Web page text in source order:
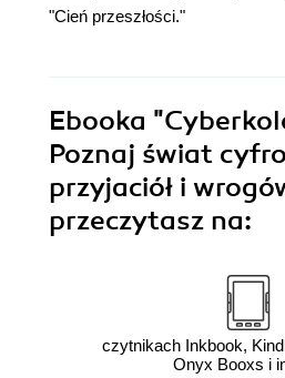
"Cień przeszłości."
Ebooka
Poznaj świat
przyjaciół i
przeczytasz na:
czytnikach Inkbook,
Onyx Booxs i